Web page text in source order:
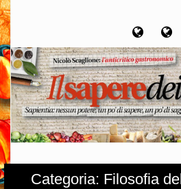
Home
Categoria: Filosofia del